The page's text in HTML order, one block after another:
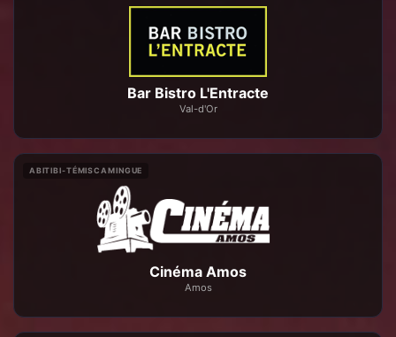
Bar Bistro L'Entracte
Val-d'Or
ABITIBI-TÉMISCAMINGUE
Cinéma Amos
Amos